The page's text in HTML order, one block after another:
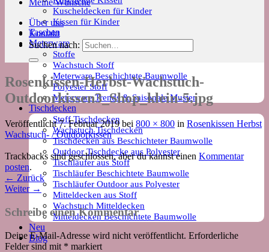
Kuscheldecken für Kinder
Kissen für Kinder
Taschen
Meterware
Stoffe
Wachstuch Stoff
Meterware Beschichtete Baumwolle
Polyester Stoff
Meterware Trends & Saisonale Muster
Tischdecken
Stoff Tischdecken
Wachstuch Tischdecken
Tischdecken aus Beschichteter Baumwolle
Outdoor Tischdecke aus Polyester
Tischläufer aus Stoff
Tischläufer Beschichtete Baumwolle
Tischläufer Outdoor aus Polyester
Mitteldecken aus Stoff
Wachstuch Mitteldecken
Mitteldecken Beschichtete Baumwolle
Neu
Blog
Über uns
Kontakt
Suchen nach:
Rosenkissen-Herbst-Wachstuch-
Outdoorkissen3_Shop_klein-5.jpg
Veröffentlicht7. Februar 2019bei 800 × 800 in Rosenkissen Herbst
Wachstuch- / Outdoorkissen
Trackbacks sind geschlossen, aber du kannst einen Kommentar
posten.
← Zurück
Weiter →
Schreibe einen Kommentar
Deine E-Mail-Adresse wird nicht veröffentlicht. Erforderliche
Felder sind mit * markiert